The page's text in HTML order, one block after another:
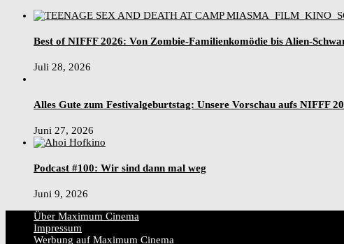
Best of NIFFF 2026: Von Zombie-Familienkomödie bis Alien-
Juli 28, 2026
Alles Gute zum Festivalgeburtstag: Unsere Vorschau aufs NIFFF
Juni 27, 2026
Podcast #100: Wir sind dann mal weg
Juni 9, 2026
Über Maximum Cinema
Impressum
Werbung auf Maximum Cinema